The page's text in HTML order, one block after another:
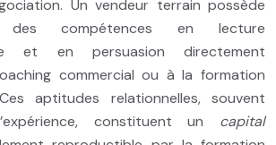
Un vendeur terrain possède
compétences en lecture
et en persuasion directement
commercial ou à la formation
aptitudes relationnelles, souvent
constituent un capital